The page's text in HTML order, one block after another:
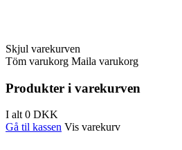
Skjul varekurven
Töm varukorg Maila varukorg
Produkter i varekurven
I alt0 DKK
Gå til kassen Vis varekurv